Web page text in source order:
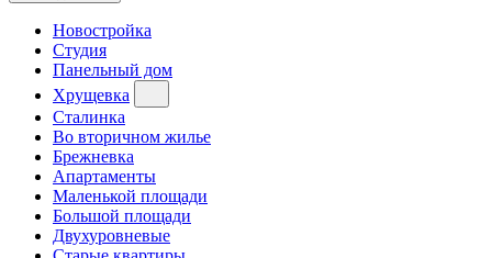
Новостройка
Студия
Панельный дом
Хрущевка
Сталинка
Во вторичном жилье
Брежневка
Апартаменты
Маленькой площади
Большой площади
Двухуровневые